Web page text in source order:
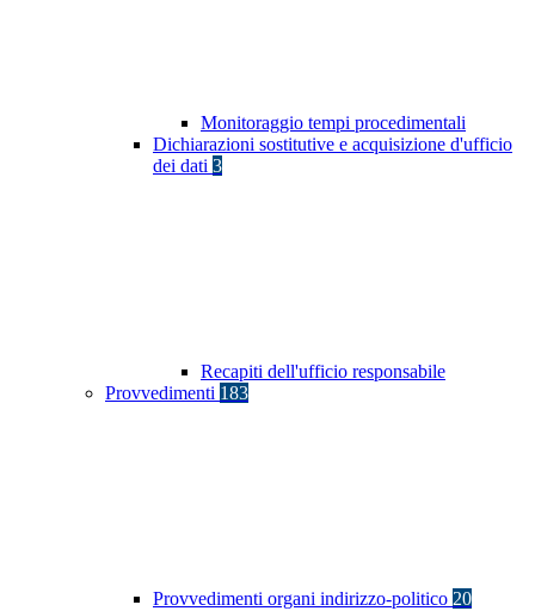
Monitoraggio tempi procedimentali
Dichiarazioni sostitutive e acquisizione d'ufficio
dei dati 3
Recapiti dell'ufficio responsabile
Provvedimenti 183
Provvedimenti organi indirizzo-politico 20